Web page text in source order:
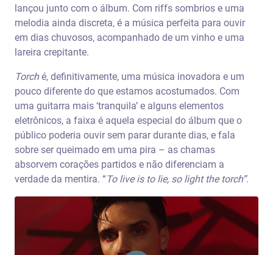
lançou junto com o álbum. Com riffs sombrios e uma
melodia ainda discreta, é a música perfeita para ouvir
em dias chuvosos, acompanhado de um vinho e uma
lareira crepitante.
Torché, definitivamente, uma música inovadora e um
pouco diferente do que estamos acostumados. Com
uma guitarra mais ‘tranquila’ e alguns elementos
eletrônicos, a faixa é aquela especial do álbum que o
público poderia ouvir sem parar durante dias, e fala
sobre ser queimado em uma pira – as chamas
absorvem corações partidos e não diferenciam a
verdade da mentira. “To live is to lie, so light the torch”.